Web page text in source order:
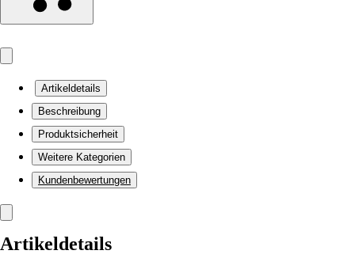
Artikeldetails
Beschreibung
Produktsicherheit
Weitere Kategorien
Kundenbewertungen
Artikeldetails